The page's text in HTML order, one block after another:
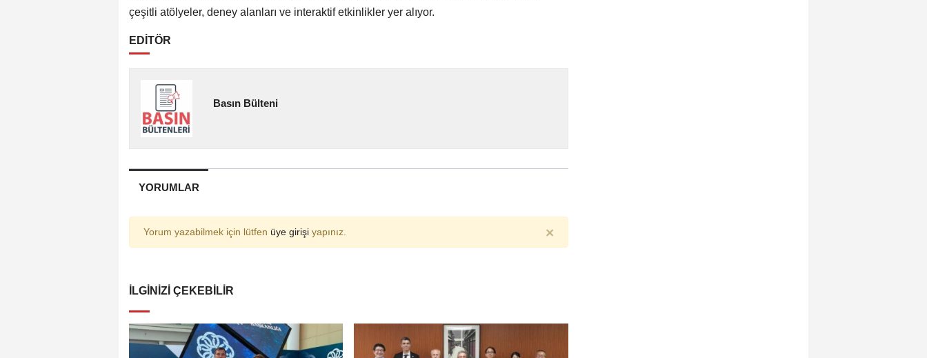
çeşitli atölyeler, deney alanları ve interaktif etkinlikler yer alıyor.
EDİTÖR
Basın Bülteni
YORUMLAR
Yorum yazabilmek için lütfen üye girişi yapınız. ×
İLGINIZI ÇEKEBILIR